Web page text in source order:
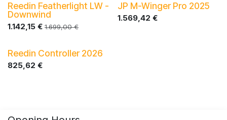
Reedin Featherlight LW -
Downwind
1.142,15 € 1.699,00€
JP M-Winger Pro 2025
1.569,42 €
Reedin Controller 2026
825,62 €